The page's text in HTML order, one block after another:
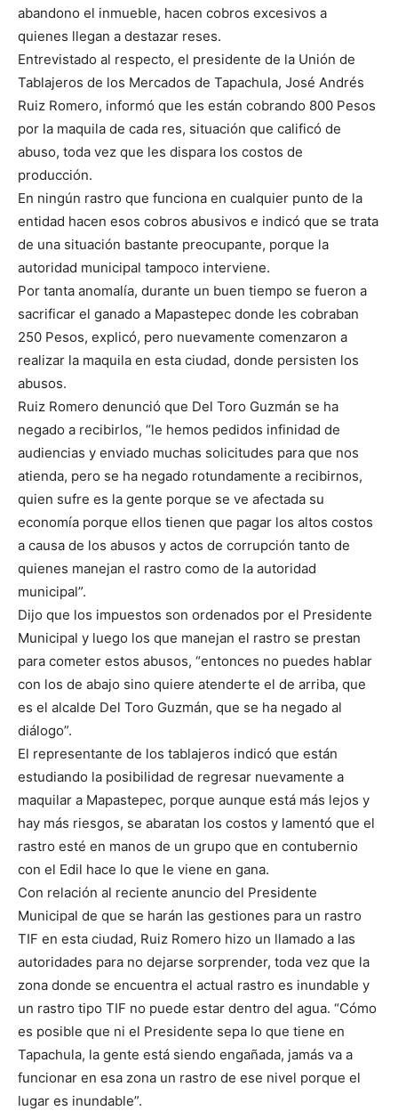
abandono el inmueble, hacen cobros excesivos a
quienes llegan a destazar reses.
Entrevistado al respecto, el presidente de la Unión de
Tablajeros de los Mercados de Tapachula, José Andrés
Ruiz Romero, informó que les están cobrando 800 Pesos
por la maquila de cada res, situación que calificó de
abuso, toda vez que les dispara los costos de
producción.
En ningún rastro que funciona en cualquier punto de la
entidad hacen esos cobros abusivos e indicó que se trata
de una situación bastante preocupante, porque la
autoridad municipal tampoco interviene.
Por tanta anomalía, durante un buen tiempo se fueron a
sacrificar el ganado a Mapastepec donde les cobraban
250 Pesos, explicó, pero nuevamente comenzaron a
realizar la maquila en esta ciudad, donde persisten los
abusos.
Ruiz Romero denunció que Del Toro Guzmán se ha
negado a recibirlos, “le hemos pedidos infinidad de
audiencias y enviado muchas solicitudes para que nos
atienda, pero se ha negado rotundamente a recibirnos,
quien sufre es la gente porque se ve afectada su
economía porque ellos tienen que pagar los altos costos
a causa de los abusos y actos de corrupción tanto de
quienes manejan el rastro como de la autoridad
municipal”.
Dijo que los impuestos son ordenados por el Presidente
Municipal y luego los que manejan el rastro se prestan
para cometer estos abusos, “entonces no puedes hablar
con los de abajo sino quiere atenderte el de arriba, que
es el alcalde Del Toro Guzmán, que se ha negado al
diálogo”.
El representante de los tablajeros indicó que están
estudiando la posibilidad de regresar nuevamente a
maquilar a Mapastepec, porque aunque está más lejos y
hay más riesgos, se abaratan los costos y lamentó que el
rastro esté en manos de un grupo que en contubernio
con el Edil hace lo que le viene en gana.
Con relación al reciente anuncio del Presidente
Municipal de que se harán las gestiones para un rastro
TIF en esta ciudad, Ruiz Romero hizo un llamado a las
autoridades para no dejarse sorprender, toda vez que la
zona donde se encuentra el actual rastro es inundable y
un rastro tipo TIF no puede estar dentro del agua. “Cómo
es posible que ni el Presidente sepa lo que tiene en
Tapachula, la gente está siendo engañada, jamás va a
funcionar en esa zona un rastro de ese nivel porque el
lugar es inundable”.